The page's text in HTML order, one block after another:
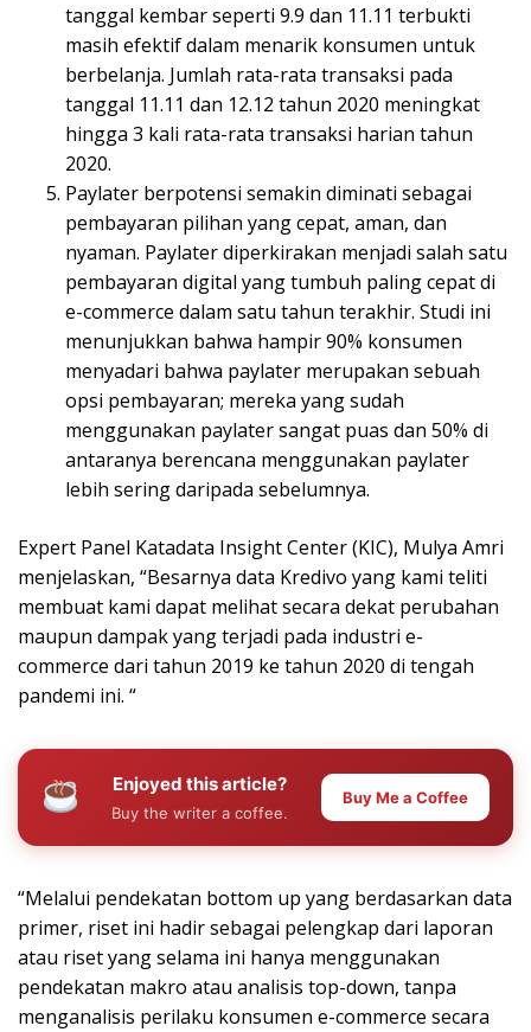
tanggal kembar seperti 9.9 dan 11.11 terbukti
masih efektif dalam menarik konsumen untuk
berbelanja. Jumlah rata-rata transaksi pada
tanggal 11.11 dan 12.12 tahun 2020 meningkat
hingga 3 kali rata-rata transaksi harian tahun
2020.
Paylater berpotensi semakin diminati sebagai
pembayaran pilihan yang cepat, aman, dan
nyaman. Paylater diperkirakan menjadi salah satu
pembayaran digital yang tumbuh paling cepat di
e-commerce dalam satu tahun terakhir. Studi ini
menunjukkan bahwa hampir 90% konsumen
menyadari bahwa paylater merupakan sebuah
opsi pembayaran; mereka yang sudah
menggunakan paylater sangat puas dan 50% di
antaranya berencana menggunakan paylater
lebih sering daripada sebelumnya.
Expert Panel Katadata Insight Center (KIC), Mulya Amri
menjelaskan, “Besarnya data Kredivo yang kami teliti
membuat kami dapat melihat secara dekat perubahan
maupun dampak yang terjadi pada industri e-
commerce dari tahun 2019 ke tahun 2020 di tengah
pandemi ini. “
Enjoyed this article?
Buy the writer a coffee.
Buy Me a Coffee
“Melalui pendekatan bottom up yang berdasarkan data
primer, riset ini hadir sebagai pelengkap dari laporan
atau riset yang selama ini hanya menggunakan
pendekatan makro atau analisis top-down, tanpa
menganalisis perilaku konsumen e-commerce secara